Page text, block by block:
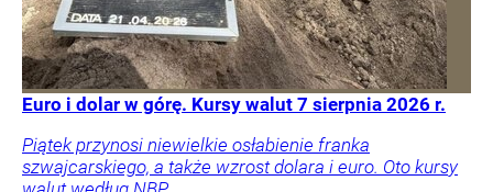
Euro i dolar w górę. Kursy walut 7 sierpnia 2026 r.
Piątek przynosi niewielkie osłabienie franka
szwajcarskiego, a także wzrost dolara i euro. Oto kursy